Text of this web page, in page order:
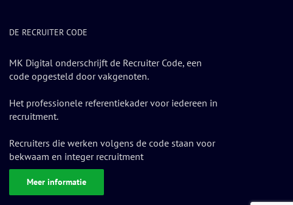
DE RECRUITER CODE
MK Digital onderschrijft de Recruiter Code, een
code opgesteld door vakgenoten.
Het professionele referentiekader voor iedereen in
recruitment.
Recruiters die werken volgens de code staan voor
bekwaam en integer recruitment
Meer informatie